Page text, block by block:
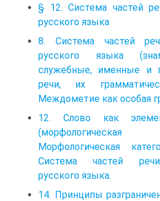
§ 12. Система частей
русского языка
8. Система частей
русского языка
служебные, именные и
речи, их
Междометие как особая
12. Слово как
Морфологическая
Система частей
русского языка.
14. Принципы